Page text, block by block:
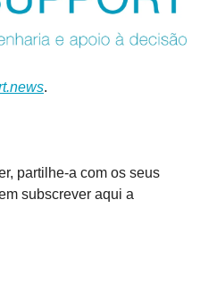
.
partilhe-a com os seus